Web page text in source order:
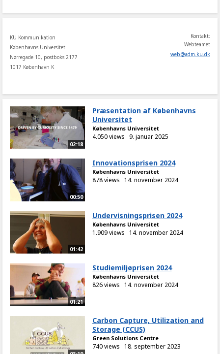
KU Kommunikation
Københavns Universitet
Nørregade 10, postboks 2177
1017 København K
Kontakt:
Webteamet
web@adm.ku.dk
02:18
Præsentation af Københavns
Universitet
Københavns Universitet
4.050 views 9. januar 2025
00:50
Innovationsprisen 2024
Københavns Universitet
878 views 14. november 2024
01:42
Undervisningsprisen 2024
Københavns Universitet
1.909 views 14. november 2024
01:21
Studiemiljøprisen 2024
Københavns Universitet
826 views 14. november 2024
Carbon Capture, Utilization and
Storage (CCUS)
Green Solutions Centre
740 views 18. september 2023